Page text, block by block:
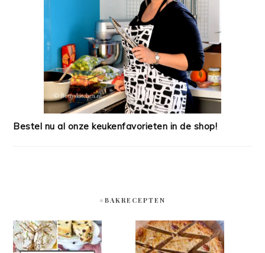
Bestel nu al onze keukenfavorieten in de shop!
#BAKRECEPTEN